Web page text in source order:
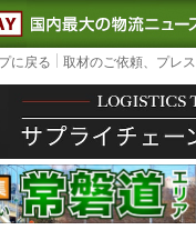
LOGISTICS TODAY
に戻る 取材のご依頼、プレ